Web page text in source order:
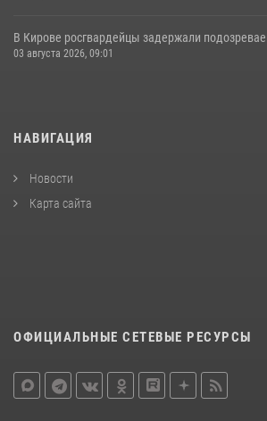
В Кирове росгвардейцы задержали
03 августа 2026, 09:01
НАВИГАЦИЯ
Новости
Карта сайта
ОФИЦИАЛЬНЫЕ СЕТЕВЫЕ РЕСУРСЫ